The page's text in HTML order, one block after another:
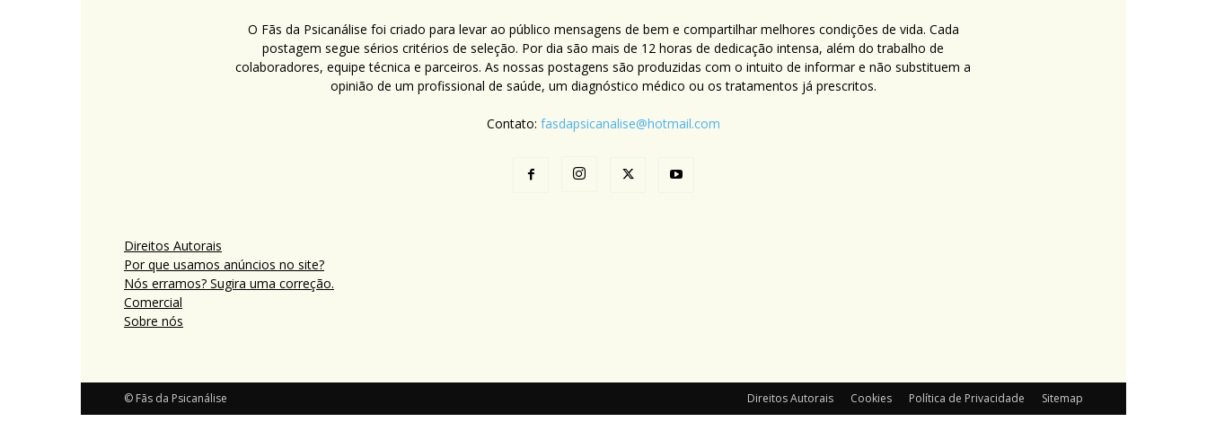
O Fãs da Psicanálise foi criado para levar ao público mensagens de bem e compartilhar melhores condições de vida. Cada
postagem segue sérios critérios de seleção. Por dia são mais de 12 horas de dedicação intensa, além do trabalho de
colaboradores, equipe técnica e parceiros. As nossas postagens são produzidas com o intuito de informar e não substituem a
opinião de um profissional de saúde, um diagnóstico médico ou os tratamentos já prescritos.
Contato: fasdapsicanalise@hotmail.com
Direitos Autorais
Por que usamos anúncios no site?
Nós erramos? Sugira uma correção.
Comercial
Sobre nós
Direitos Autorais Cookies Política de Privacidade Sitemap
© Fãs da Psicanálise